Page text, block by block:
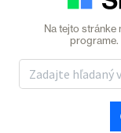
Na tejto stránke
programe.